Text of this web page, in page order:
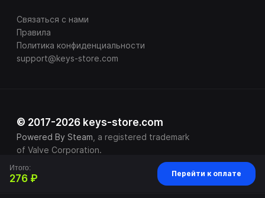
Итого:
276 ₽ Перейти к оплате
Связаться с нами
Правила
Политика конфиденциальности
support@keys-store.com
© 2017-2026 keys-store.com
Powered By Steam , a registered trademark
of Valve Corporation.